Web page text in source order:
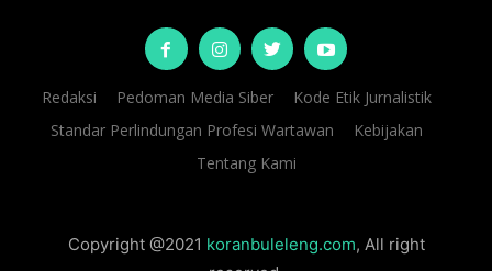
Redaksi Pedoman Media Siber
Kode Etik Jurnalistik
Standar Perlindungan Profesi Wartawan
Kebijakan
Tentang Kami
Copyright @2021 koranbuleleng.com, All right